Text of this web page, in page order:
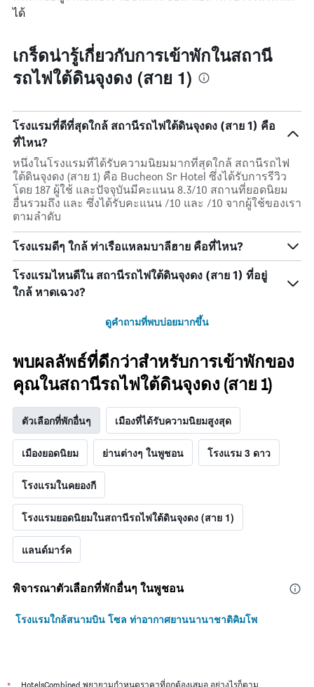
ได้
เกร็ดน่ารู้เกี่ยวกับการเข้าพักในสถานี
รถไฟใต้ดินจุงดง (สาย 1)
โรงแรมที่ดีที่สุดใกล้ สถานีรถไฟใต้ดินจุงดง (สาย 1) คือ
ที่ไหน?
หนึ่งในโรงแรมที่ได้รับความนิยมมากที่สุดใกล้ สถานีรถไฟ
ใต้ดินจุงดง (สาย 1) คือ Bucheon Sr Hotel ซึ่งได้รับการรีวิว
โดย 187 ผู้ใช้ และปัจจุบันมีคะแนน 8.3/10 สถานที่ยอดนิยม
อื่นรวมถึง และ ซึ่งได้รับคะแนน /10 และ /10 จากผู้ใช้ของเรา
ตามลำดับ
โรงแรมดีๆ ใกล้ ท่าเรือแหลมบาลีฮาย คือที่ไหน?
โรงแรมไหนดีใน สถานีรถไฟใต้ดินจุงดง (สาย 1) ที่อยู่
ใกล้ หาดเฉวง?
ดูคำถามที่พบบ่อยมากขึ้น
พบผลลัพธ์ที่ดีกว่าสำหรับการเข้าพักของ
คุณในสถานีรถไฟใต้ดินจุงดง (สาย 1)
ตัวเลือกที่พักอื่นๆ เมืองที่ได้รับความนิยมสูงสุด
เมืองยอดนิยม ย่านต่างๆ ในพูชอน โรงแรม 3 ดาว
โรงแรมในคยองกี
โรงแรมยอดนิยมในสถานีรถไฟใต้ดินจุงดง (สาย 1)
แลนด์มาร์ค
พิจารณาตัวเลือกที่พักอื่นๆ ในพูชอน
โรงแรมใกล้สนามบิน โซล ท่าอากาศยานนานาชาติคิมโพ
HotelsCombined พยายามกำหนดราคาที่ถูกต้องเสมอ อย่างไรก็ตาม